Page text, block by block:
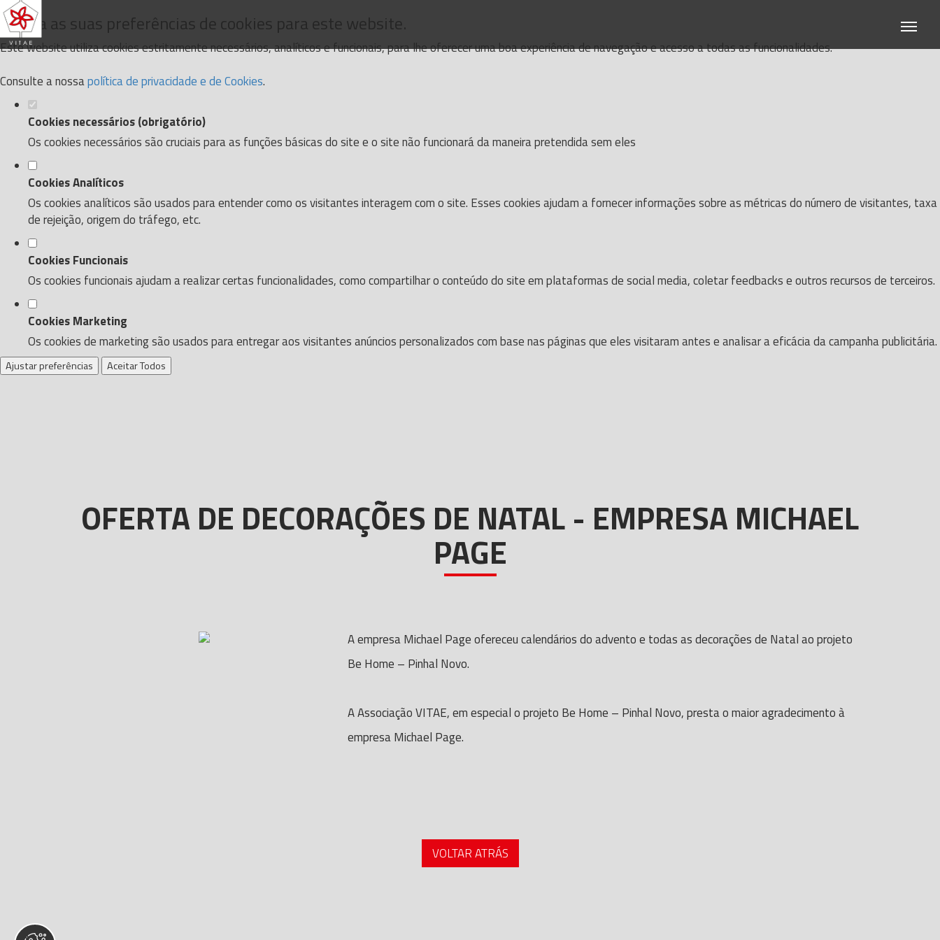
Defina as suas preferências de cookies para este website.
Este website utiliza cookies estritamente necessários, analíticos e funcionais, para lhe oferecer uma boa experiência de navegação e acesso a todas as funcionalidades.
Consulte a nossapolítica de privacidade e de Cookies.
Cookies necessários (obrigatório)
Os cookies necessários são cruciais para as funções básicas do site e o site não funcionará da maneira pretendida sem eles
Cookies Analíticos
Os cookies analíticos são usados para entender como os visitantes interagem com o site. Esses cookies ajudam a fornecer informações sobre as métricas do número de visitantes, taxa
de rejeição, origem do tráfego, etc.
Cookies Funcionais
Os cookies funcionais ajudam a realizar certas funcionalidades, como compartilhar o conteúdo do site em plataformas de social media, coletar feedbacks e outros recursos de terceiros.
Cookies Marketing
Os cookies de marketing são usados para entregar aos visitantes anúncios personalizados com base nas páginas que eles visitaram antes e analisar a eficácia da campanha publicitária.
Ajustar preferências Aceitar Todos
OFERTA DE DECORAÇÕES DE NATAL - EMPRESA MICHAEL
PAGE
A empresa Michael Page ofereceu calendários do advento e todas as decorações de Natal ao projeto
Be Home – Pinhal Novo.
A Associação VITAE, em especial o projeto Be Home – Pinhal Novo, presta o maior agradecimento à
empresa Michael Page.
VOLTAR ATRÁS